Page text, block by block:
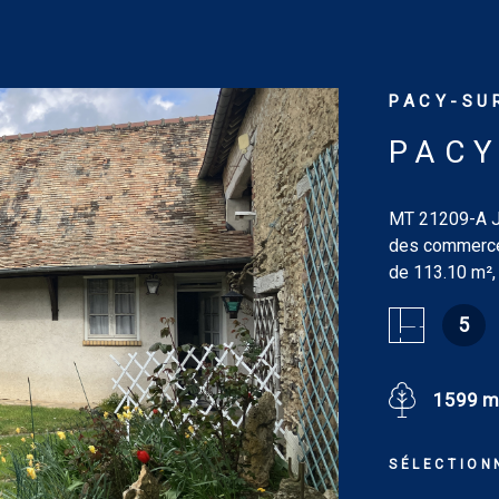
PACY-
MT 21209-A
des
de 113.10
une avec
douches de
pièce de
Dépendances
DPE : F.
5
1599